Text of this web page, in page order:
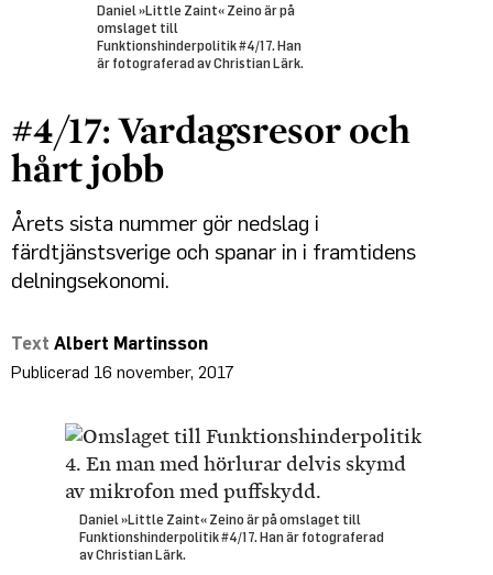
Daniel »Little Zaint« Zeino är på
omslaget till
Funktionshinderpolitik #4/17. Han
är fotograferad av Christian Lärk.
#4/17: Vardagsresor och
hårt jobb
Årets sista nummer gör nedslag i
färdtjänstsverige och spanar in i framtidens
delningsekonomi.
Albert Martinsson
16 november, 2017
Daniel »Little Zaint« Zeino är på omslaget till
Funktionshinderpolitik #4/17. Han är fotograferad
av Christian Lärk.